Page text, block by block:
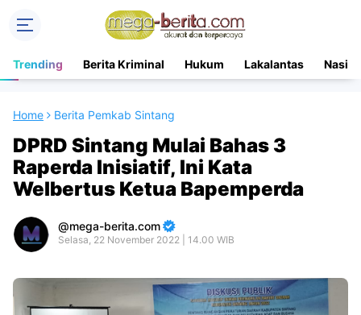
Trending Berita Kriminal Hukum Lakalantas
Home Berita Pemkab Sintang
DPRD Sintang Mulai Bahas 3
Raperda Inisiatif, Ini Kata
Welbertus Ketua Bapemperda
mega-berita.com
Selasa, 22 November 2022 | 14.00 WIB